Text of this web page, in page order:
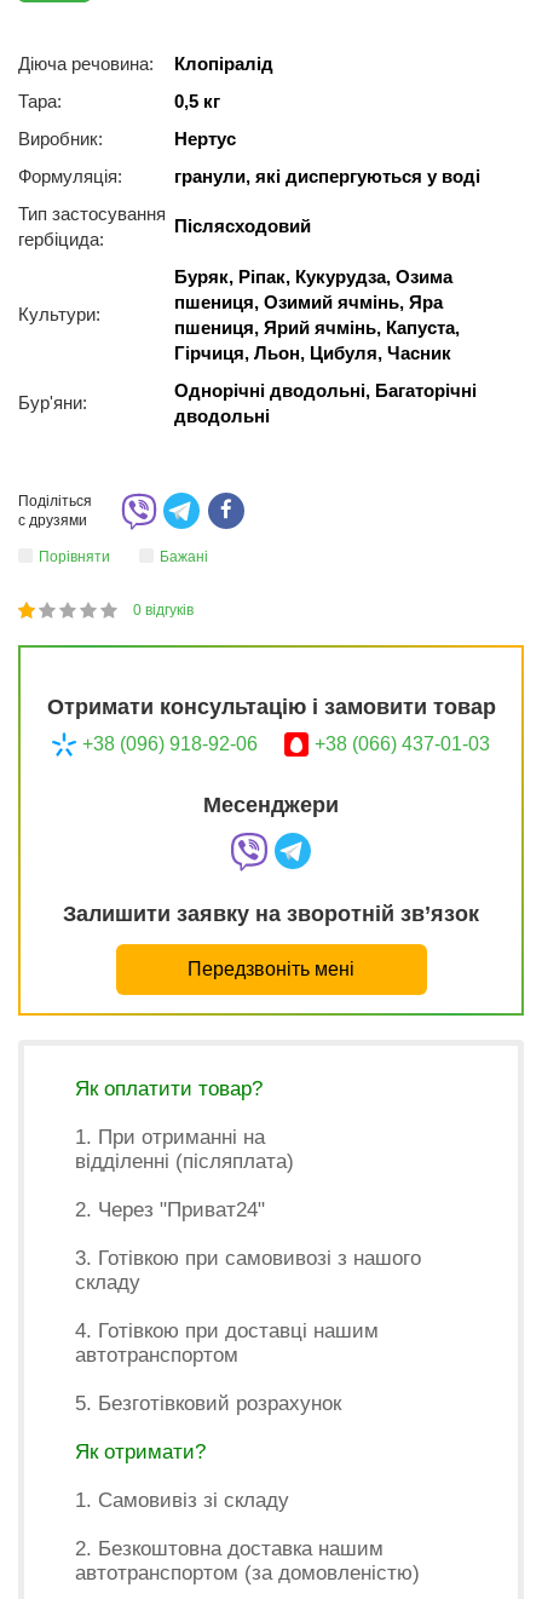
Діюча речовина:
Клопіралід
Тара:
0,5 кг
Виробник:
Нертус
Формуляція:
гранули, які диспергуються у воді
Тип застосування
гербіцида:
Післясходовий
Культури:
Буряк, Ріпак, Кукурудза, Озима
пшениця, Озимий ячмінь, Яра
пшениця, Ярий ячмінь, Капуста,
Гірчиця, Льон, Цибуля, Часник
Бур'яни:
Однорічні дводольні, Багаторічні
дводольні
Поділіться
с друзями
Порівняти Бажані
20
1
2
3
4
5 0 відгуків
Отримати консультацію і замовити товар
+38 (096) 918-92-06 +38 (066) 437-01-03
Месенджери
Залишити заявку на зворотній зв’язок
Передзвоніть мені
Як оплатити товар?
1. При отриманні на
відділенні (післяплата)
2. Через "Приват24"
3. Готівкою при самовивозі з нашого
складу
4. Готівкою при доставці нашим
автотранспортом
5. Безготівковий розрахунок
Як отримати?
1. Самовивіз зі складу
2. Безкоштовна доставка нашим
автотранспортом (за домовленістю)